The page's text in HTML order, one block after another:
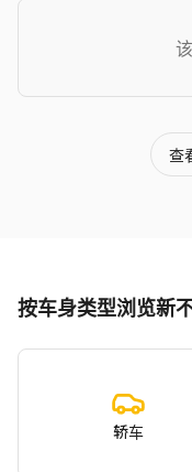
查
按车身类型浏览新
轿车